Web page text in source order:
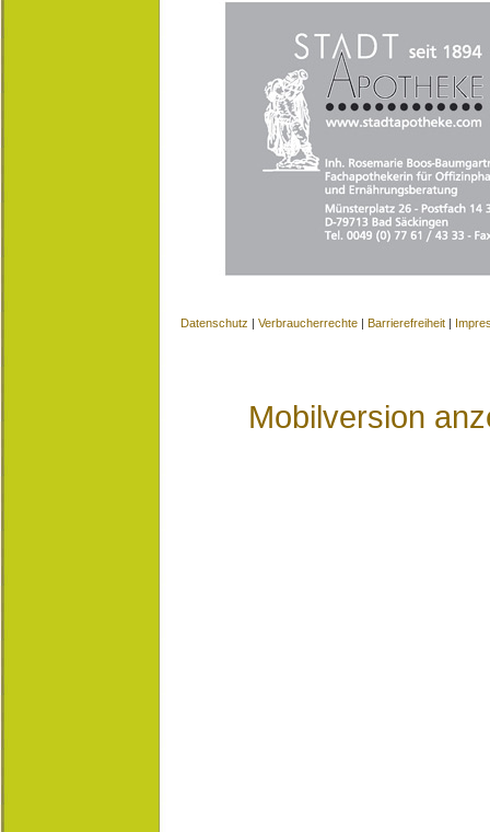
Datenschutz | Verbraucherrechte | Barrierefreiheit |
Mobilversion